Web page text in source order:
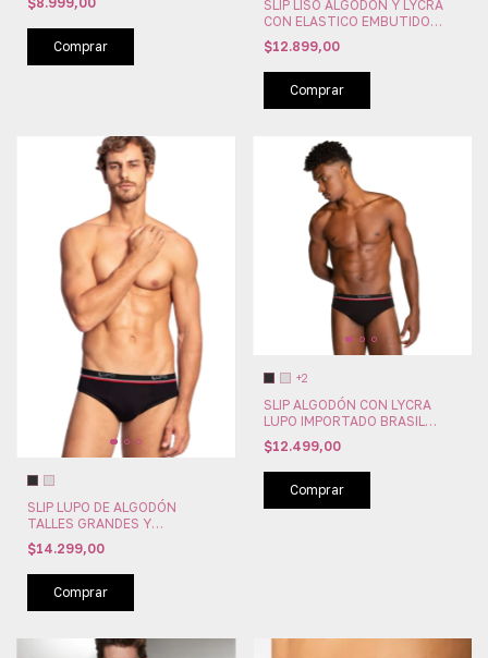
Comprar
SLIP LISO ALGODON Y LYCRA
CON ELASTICO EMBUTIDO
LISO XY (XY2302)
$12.899,00
Comprar
SLIP LUPO DE ALGODÓN
TALLES GRANDES Y
ESPECIALES IMPORTADO
(LU554-002)
$14.299,00
Comprar
+2
SLIP ALGODÓN CON LYCRA
LUPO IMPORTADO BRASIL
(LU524-002)
$12.499,00
Comprar